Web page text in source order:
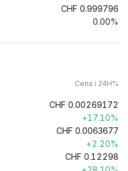
CHF 0.999796
0.00%
Cena i 24H%
CHF 0.00269172
+17.10%
CHF 0.0063677
+2.20%
CHF 0.12298